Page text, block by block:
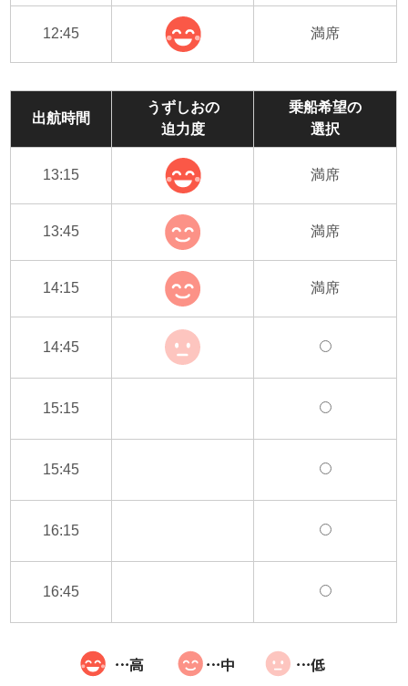
12:45 満席
出航時間
うずしおの
迫力度
乗船希望の
選択
13:15 満席
13:45 満席
14:15 満席
14:45
15:15
15:45
16:15
16:45